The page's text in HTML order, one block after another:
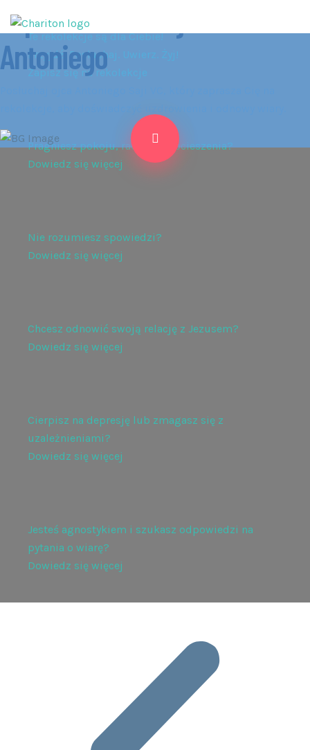
Te rekolekcje są dla Ciebie!
Przyjdź. Posłuchaj. Uwierz. Żyj!
Zapisz się na rekolekcje
Pragniesz pokoju, radości i pocieszenia?
Dowiedz się więcej
Nie rozumiesz spowiedzi?
Dowiedz się więcej
Chcesz odnowić swoją relację z Jezusem?
Dowiedz się więcej
Cierpisz na depresję lub zmagasz się z
uzależnieniami?
Dowiedz się więcej
Jesteś agnostykiem i szukasz odpowiedzi na
pytania o wiarę?
Dowiedz się więcej
Zaproszenie od ojca
Antoniego